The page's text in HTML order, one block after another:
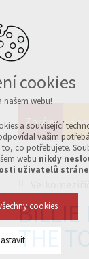
Zprávy
BILLIE
THE
cookies
našem webu!
a související
vašim
to, co potřebujete.
webu nikdy
uživatelů
cookies